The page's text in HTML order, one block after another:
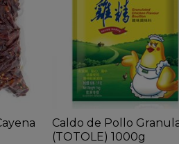
Caldo de Pollo
(TOTOLE) 1000g